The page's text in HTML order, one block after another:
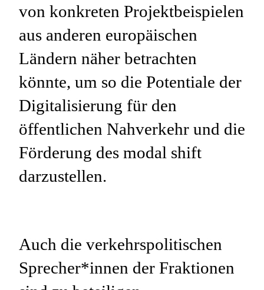
von konkreten Projektbeispielen
aus anderen europäischen
Ländern näher betrachten
könnte, um so die Potentiale der
Digitalisierung für den
öffentlichen Nahverkehr und die
Förderung des modal shift
darzustellen.
Auch die verkehrspolitischen
Sprecher*innen der Fraktionen